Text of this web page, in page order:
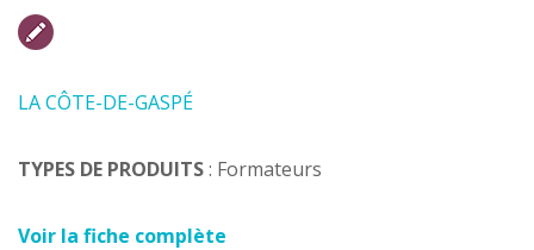
LA CÔTE-DE-GASPÉ
TYPES DE PRODUITS: Formateurs
Voir la fiche complète